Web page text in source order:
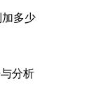
加多少
分析